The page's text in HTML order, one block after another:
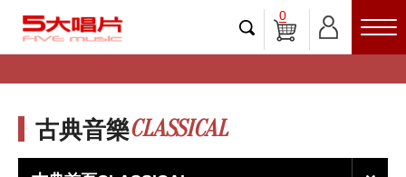
0
古典音樂CLASSICAL